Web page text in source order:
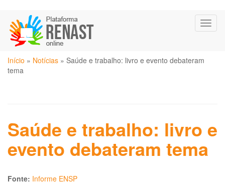
para
conteúdo
principal
Você
está
Início » Notícias » Saúde e trabalho: livro e evento debateram
tema
Saúde e trabalho: livro e
evento debateram tema
Fonte: Informe ENSP